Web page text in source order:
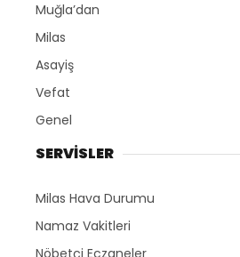
Muğla’dan
Milas
Asayiş
Vefat
Genel
SERVİSLER
Milas Hava Durumu
Namaz Vakitleri